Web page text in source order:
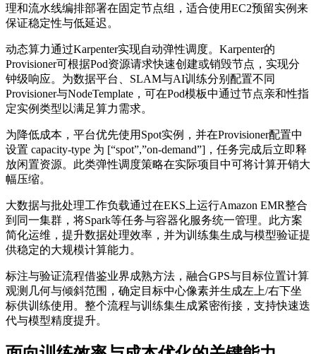
理和流水线编排部署在固定节点组，适合使用EC2预留实例来
保证稳定性与低延迟。
动态算力通过Karpenter实现自动弹性调度。Karpenter的
Provisioner可根据Pod资源请求快速创建或销毁节点，实现分
钟级响应。为数据平台、SLAM与AI训练分别配置不同
Provisioner与NodeTemplate，可在Pod模板中通过节点亲和性指
定实例类型以满足算力需求。
为降低成本，平台优先使用Spot实例，并在Provisioner配置中
设置 capacity-type 为 [“spot”,”on-demand”]，任务完成后立即释
放闲置资源。此类弹性调度策略在实际项目中可将计算开销大
幅压缩。
大数据与批处理工作负载通过在EKS上运行Amazon EMR整合
到同一集群，将Spark等任务与容器化服务统一管理。此方案
简化运维，提升数据处理效率，并为训练集生成与模型验证提
供稳定的大规模计算能力。
标注与验证流程借鉴业界成熟方法，融合GPS与目标位置计算
观测几何与倾斜范围，确定目标中心像素并生成左上/右下坐
标供训练使用。整个流程与训练集生成紧密衔接，支持快速迭
代与模型精度提升。